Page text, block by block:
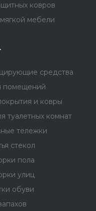
ковров
мебели
средства
помещений
и ковры
туалетных комнат
тележки
стекол
пола
улиц
обуви